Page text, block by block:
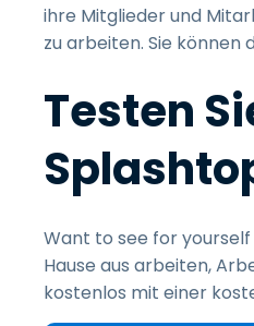
ihre Mitglieder und
zu arbeiten. Sie können
Testen
Want to see for
Hause aus arbeiten,
kostenlos mit einer